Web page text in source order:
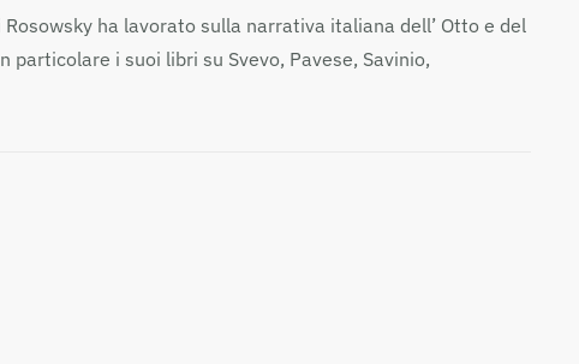
ha lavorato sulla narrativa italiana dell’ Otto e del
i suoi libri su Svevo, Pavese, Savinio,